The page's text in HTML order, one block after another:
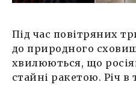
Під час повітряних
до природного
хвилюються, що
стайні ракетою. Річ